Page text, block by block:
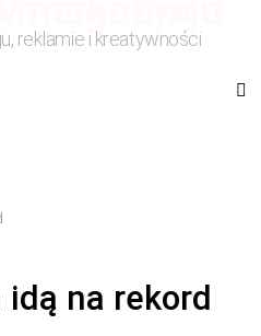
reklamie i kreatywności
idą na rekord